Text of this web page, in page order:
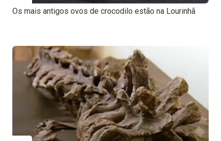
Os mais antigos ovos de crocodilo estão na Lourinhã